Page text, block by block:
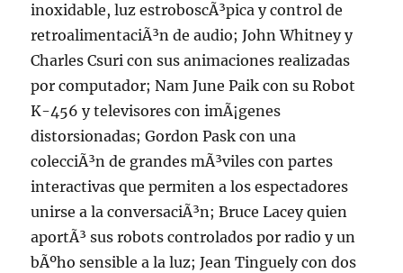
inoxidable, luz estroboscÃ³pica y control de
retroalimentaciÃ³n de audio; John Whitney y
Charles Csuri con sus animaciones realizadas
por computador; Nam June Paik con su Robot
K-456 y televisores con imÃ¡genes
distorsionadas; Gordon Pask con una
colecciÃ³n de grandes mÃ³viles con partes
interactivas que permiten a los espectadores
unirse a la conversaciÃ³n; Bruce Lacey quien
aportÃ³ sus robots controlados por radio y un
bÃºho sensible a la luz; Jean Tinguely con dos